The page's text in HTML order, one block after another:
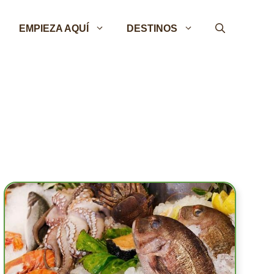
EMPIEZA AQUÍ DESTINOS